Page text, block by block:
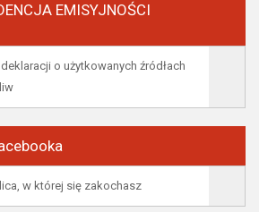
EMISYJNOŚCI
o użytkowanych źródłach
w której się zakochasz